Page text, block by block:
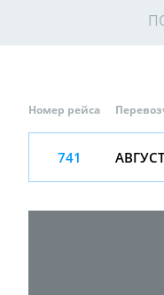
Номер рейса
741